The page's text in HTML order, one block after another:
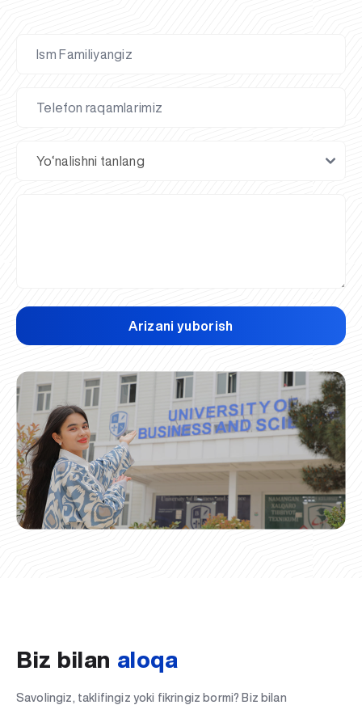
Arizani yuborish
Biz bilan aloqa
Savolingiz, taklifingiz yoki fikringiz bormi? Biz bilan